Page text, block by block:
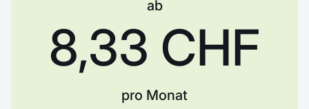
ab
8,33 CHF
pro Monat